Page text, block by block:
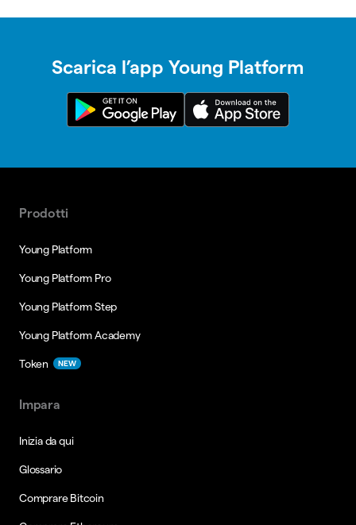
Scarica l’app Young Platform
Prodotti
Young Platform
Young Platform Pro
Young Platform Step
Young Platform Academy
Token NEW
Impara
Inizia da qui
Glossario
Comprare Bitcoin